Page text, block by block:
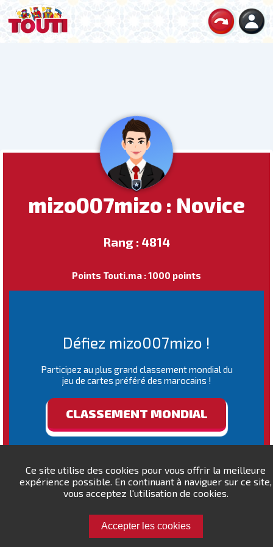
Ce site utilise des cookies pour vous offrir la meilleure
expérience possible. En continuant à naviguer sur ce site,
vous acceptez l'utilisation de cookies.
Accepter les cookies
mizo007mizo : Novice
Rang : 4814
Points Touti.ma : 1000 points
Défiez mizo007mizo !
Participez au plus grand classement mondial du
jeu de cartes préféré des marocains !
CLASSEMENT MONDIAL